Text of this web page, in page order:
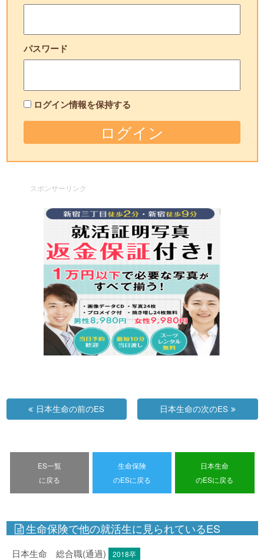
パスワード
ログイン情報を保持する
スポンサーリンク
日本生命の前のES 日本生命の次のES
ES一覧
に戻る
生命保険
のESに戻る
日本生命
のESに戻る
生命保険で他の就活生に見られているES
日本生命 総合職(通過) 2018卒